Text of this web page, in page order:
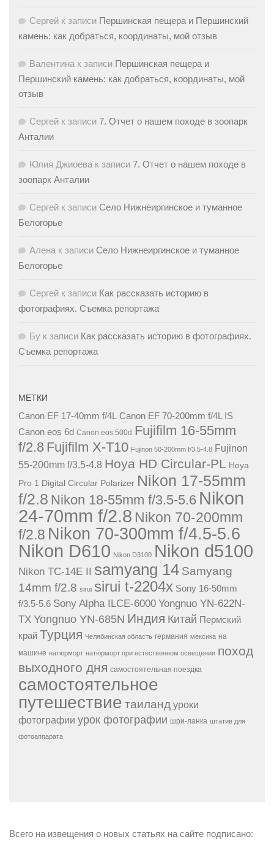
Сергей к записи Першинская пещера и Першинский
камень: как добраться, координаты, мой отзыв
Валентина к записи Першинская пещера и
Першинский камень: как добраться, координаты, мой
отзыв
Сергей к записи 7. Отчет о нашем походе в зоопарк
Анталии
Юлия Джиоева к записи 7. Отчет о нашем походе в
зоопарк Анталии
Сергей к записи Село Нижнеиргинское и туманное
Белогорье
Алена к записи Село Нижнеиргинское и туманное
Белогорье
Сергей к записи Как рассказать историю в
фотографиях. Съемка репортажа
Бу к записи Как рассказать историю в фотографиях.
Съемка репортажа
МЕТКИ
Canon EF 17-40mm f/4L Canon EF 70-200mm f/4L IS
Canon eos 6d Canon eos 500d Fujifilm 16-55mm
f/2.8 Fujifilm X-T10 Fujinon 50-200mm f/3.5-4.8 Fujinon
55-200mm f/3.5-4.8 Hoya HD Circular-PL Hoya
Pro 1 Digital Circular Polarizer Nikon 17-55mm
f/2.8 Nikon 18-55mm f/3.5-5.6 Nikon
24-70mm f/2.8 Nikon 70-200mm
f/2.8 Nikon 70-300mm f/4.5-5.6
Nikon D610 Nikon D3100 Nikon d5100
Nikon TC-14E II samyang 14 Samyang
14mm f/2.8 sirui sirui t-2204x Sony 16-50mm
f/3.5-5.6 Sony Alpha ILCE-6000 Yongnuo YN-622N-
TX Yongnuo YN-685N Индия Китай Пермский
край Турция Челябинская область германия мексика на
машине натюрморт натюрморт при естественном освещении поход
выходного дня самостоятельная поездка
самостоятельное
путешествие таиланд уроки
фотографии урок фотографии шри-ланка штатив для
фотоаппарата
Всего на извещения о новых статьях на сайте подписано: